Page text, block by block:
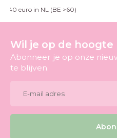
>40 euro in NL (BE >60)
Wil je op de hoogte
Abonneer je op onze
te blijven.